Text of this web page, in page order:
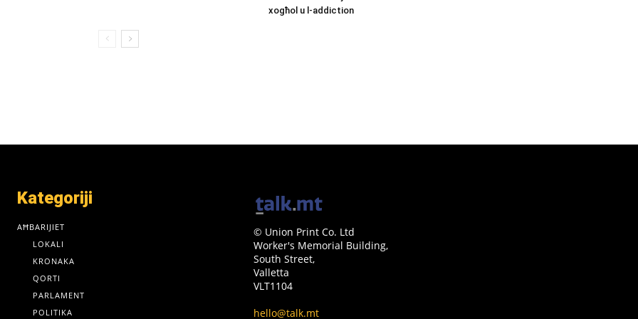
xogħol u l-addiction
Kategoriji
AĦBARIJIET
LOKALI
KRONAKA
QORTI
PARLAMENT
POLITIKA
© Union Print Co. Ltd
Worker's Memorial Building,
South Street,
Valletta
VLT1104
hello@talk.mt